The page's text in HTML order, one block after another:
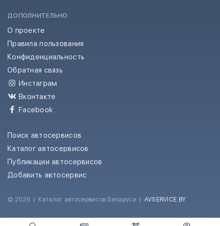
ДОПОЛНИТЕЛЬНО
О проекте
Правила пользования
Конфиденциальность
Обратная связь
Инстаграм
Вконтакте
Facebook
Поиск автосервисов
Каталог автосервисов
Публикации автосервисов
Добавить автосервис
© 2026 | Каталог автосервисов Беларуси | AVSERVICE.BY